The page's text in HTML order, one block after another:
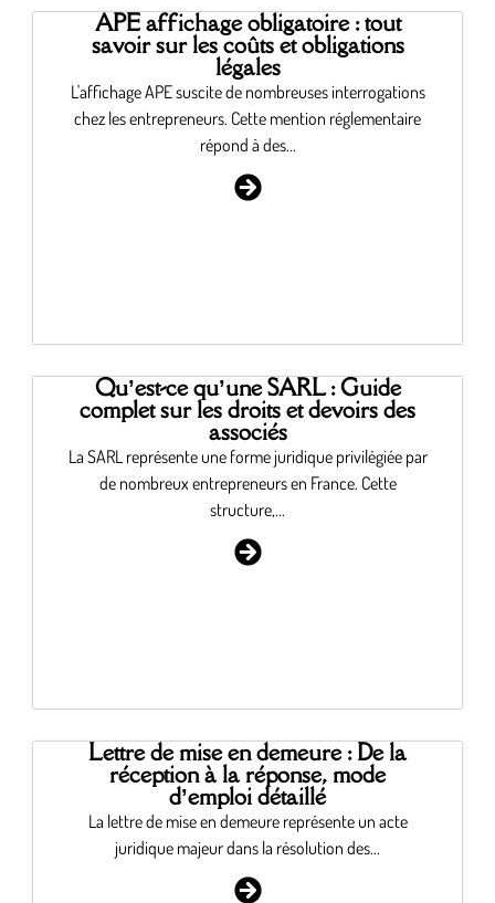
APE affichage obligatoire : tout
savoir sur les coûts et obligations
légales
L'affichage APE suscite de nombreuses interrogations
chez les entrepreneurs. Cette mention réglementaire
répond à des...
Qu’est-ce qu’une SARL : Guide
complet sur les droits et devoirs des
associés
La SARL représente une forme juridique privilégiée par
de nombreux entrepreneurs en France. Cette
structure,...
Lettre de mise en demeure : De la
réception à la réponse, mode
d’emploi détaillé
La lettre de mise en demeure représente un acte
juridique majeur dans la résolution des...